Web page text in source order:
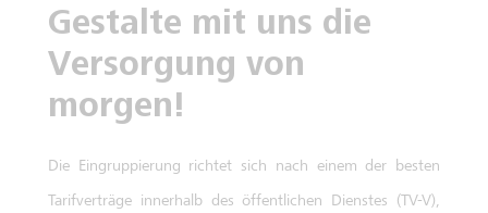
Gestalte mit uns die
Versorgung von
morgen!
Die Eingruppierung richtet sich nach einem der besten
Tarifverträge innerhalb des öffentlichen Dienstes (TV-V),